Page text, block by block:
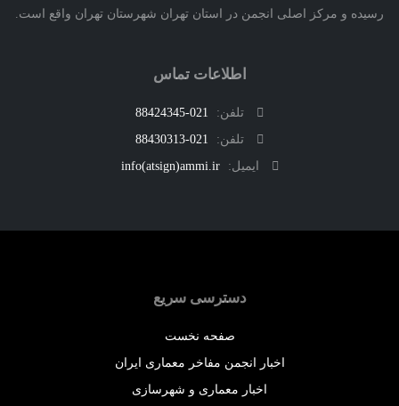
و مرکز اصلی انجمن در استان تهران شهرستان تهران واقع است.
اطلاعات تماس
تلفن:
021-88424345
تلفن:
021-88430313
ایمیل:
info(atsign)ammi.ir
دسترسی سریع
صفحه نخست
اخبار انجمن مفاخر معماری ایران
اخبار معماری و شهرسازی